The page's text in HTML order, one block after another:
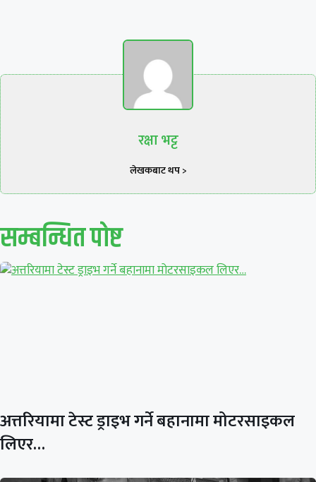
रक्षा भट्ट
लेखकबाट थप >
सम्बन्धित पाेष्ट
अत्तरियामा टेस्ट ड्राइभ गर्ने बहानामा मोटरसाइकल
लिएर…